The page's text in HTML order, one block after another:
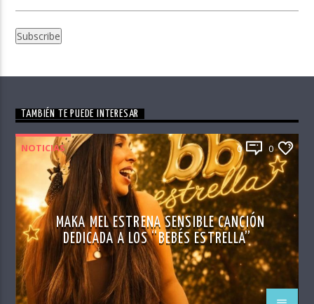
TAMBIÉN TE PUEDE INTERESAR
NOTICIAS 0 0
MAKA MEL ESTRENA SENSIBLE CANCIÓN
DEDICADA A LOS “BEBÉS ESTRELLA”